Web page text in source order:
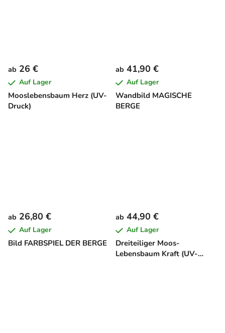
Mooslebensbaum Herz (UV-
Druck)
ab 26 €
Auf Lager
Wandbild MAGISCHE
BERGE
ab 41,90 €
Auf Lager
Bild FARBSPIEL DER BERGE
ab 26,80 €
Auf Lager
Dreiteiliger Moos-
Lebensbaum Kraft (UV-
ab 44,90 €
Auf Lager